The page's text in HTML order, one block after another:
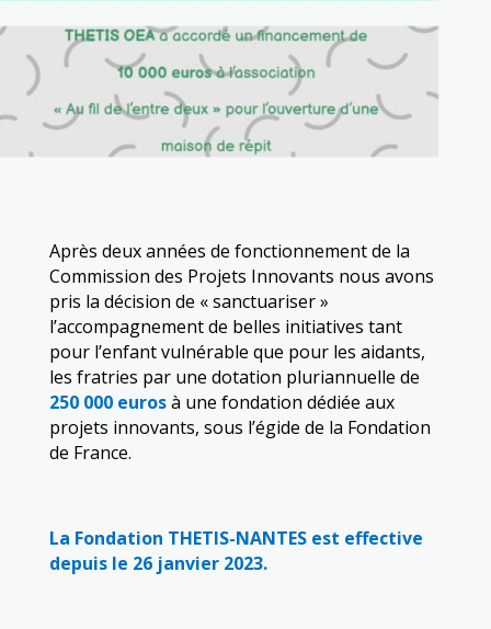
Après deux années de fonctionnement de la
Commission des Projets Innovants nous avons
pris la décision de « sanctuariser »
l’accompagnement de belles initiatives tant
pour l’enfant vulnérable que pour les aidants,
les fratries par une dotation pluriannuelle de
250 000 eurosà une fondation dédiée aux
projets innovants, sous l’égide de la Fondation
de France.
La Fondation THETIS-NANTES est effective
depuis le 26 janvier 2023.